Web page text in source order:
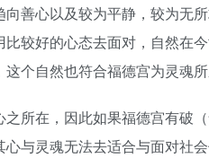
向善心以及较为平静，较为无
比较好的心态去面对，自然在
个自然也符合福德宫为灵魂所
之所在，因此如果福德宫有破
心与灵魂无法去适合与面对社